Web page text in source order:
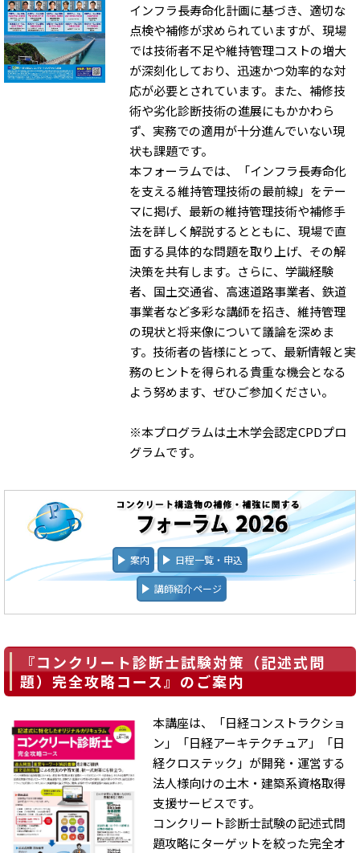
インフラ長寿命化計画に基づき、適切な
点検や補修が求められていますが、現場
では技術者不足や維持管理コストの増大
が深刻化しており、迅速かつ効率的な対
応が必要とされています。また、補修技
術や劣化診断技術の進展にもかかわら
ず、実務での適用が十分進んでいない現
状も課題です。
本フォーラムでは、「インフラ長寿命化
を支える維持管理技術の最前線」をテー
マに掲げ、最新の維持管理技術や補修手
法を詳しく解説するとともに、現場で直
面する具体的な問題を取り上げ、その解
決策を共有します。さらに、学識経験
者、国土交通省、高速道路事業者、鉄道
事業者など多彩な講師を招き、維持管理
の現状と将来像について議論を深めま
す。技術者の皆様にとって、最新情報と実
務のヒントを得られる貴重な機会となる
よう努めます、ぜひご参加ください。
※本プログラムは土木学会認定CPDプロ
グラムです。
案内 日程一覧・申込
講師紹介ページ
『コンクリート診断士試験対策（記述式問
題）完全攻略コース』のご案内
本講座は、「日経コンストラクショ
ン」「日経アーキテクチュア」「日
経クロステック」が開発・運営する
法人様向けの土木・建築系資格取得
支援サービスです。
コンクリート診断士試験の記述式問
題攻略にターゲットを絞った完全オ